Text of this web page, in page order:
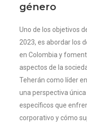
género
Uno de los objetivos
2023, es abordar los
en Colombia y
aspectos de la
Teherán como líder
una perspectiva
específicos que
corporativo y cómo